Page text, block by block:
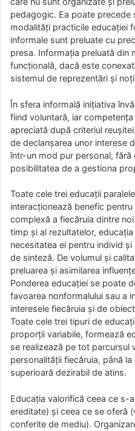
pedagogic. Ea poate
modalităţi practicile educaţiei
informale sunt preluate cu
presa. Informaţia preluată din
funcţională, dacă este
sistemul de reprezentări şi
În sfera informală iniţiativa
fiind voluntară, iar
apreciată după criteriul
de declanşarea unor interese
într-un mod pur personal, fără
posibilitatea de a gestiona
Toate cele trei educaţii
interacționează benefic
complexă a fiecăruia dintre
timp şi al rezultatelor,
necesitatea ei pentru individ
de sinteză. De volumul și
preluarea și asimilarea
Ponderea educaţiei se poate
favoarea nonformalului sau a
interesele fiecăruia și de
Toate cele trei tipuri de
proporții variabile, formează
se realizează pe tot parcursul
personalității fiecăruia, până
superioară dezirabil de atins.
Educaţia valorifică ceea ce s-
ereditate) şi ceea ce se oferă
conferite de mediu).